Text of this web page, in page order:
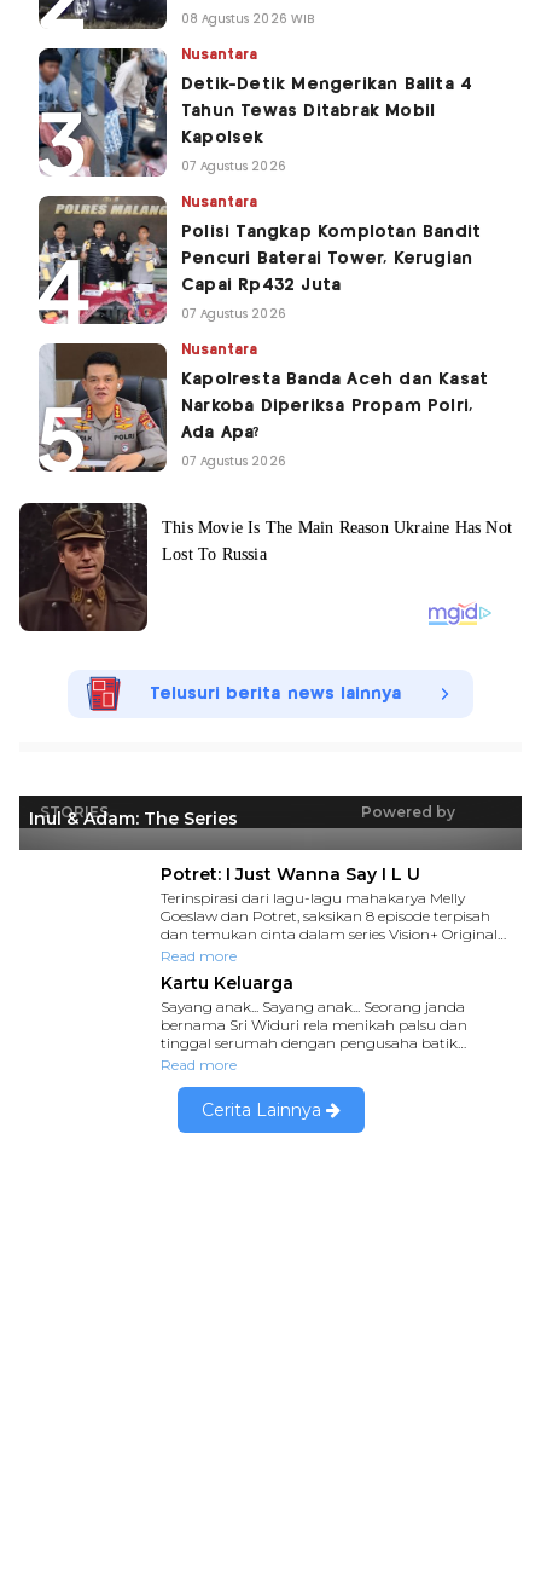
08 Agustus 2026 WIB
Nusantara
Detik-Detik Mengerikan Balita 4
Tahun Tewas Ditabrak Mobil
Kapolsek
07 Agustus 2026
Nusantara
Polisi Tangkap Komplotan Bandit
Pencuri Baterai Tower, Kerugian
Capai Rp432 Juta
07 Agustus 2026
Nusantara
Kapolresta Banda Aceh dan Kasat
Narkoba Diperiksa Propam Polri,
Ada Apa?
07 Agustus 2026
Telusuri berita news lainnya